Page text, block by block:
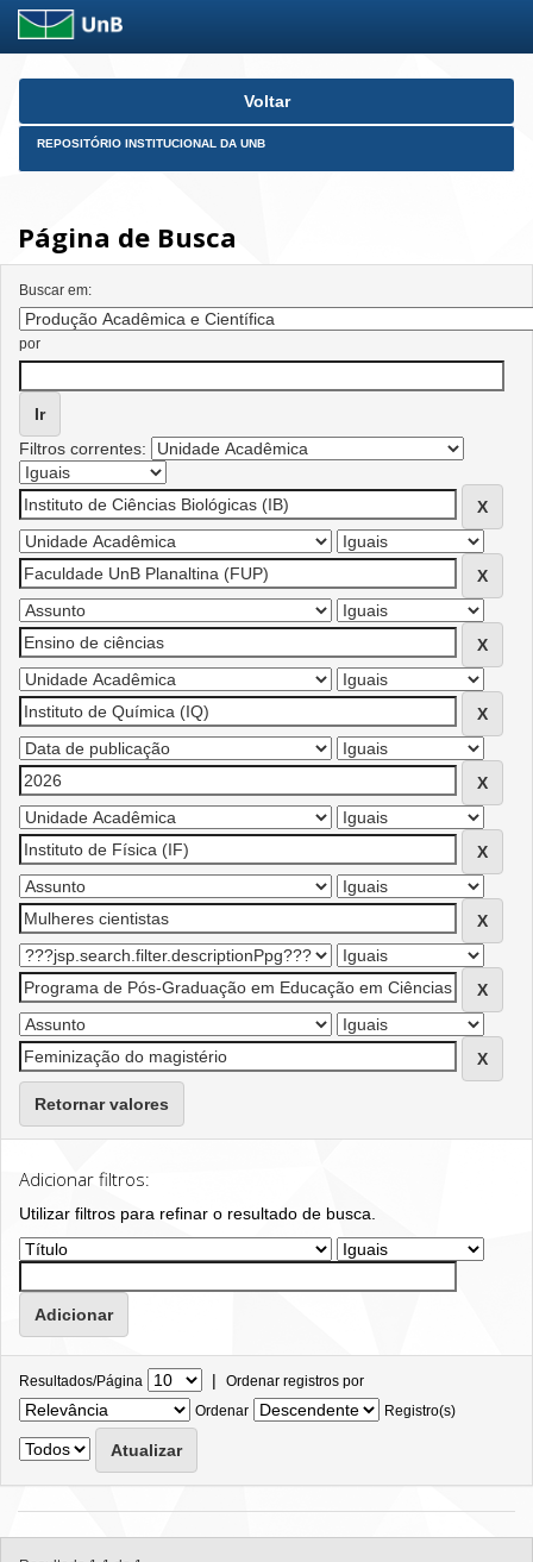
Skip
Voltar
REPOSITÓRIO INSTITUCIONAL DA UNB
Página de Busca
Buscar em:
por
Filtros correntes:
Retornar valores
Adicionar filtros:
Utilizar filtros para refinar o resultado de busca.
Resultados/Página | Ordenar registros por
Ordenar
Registro(s)